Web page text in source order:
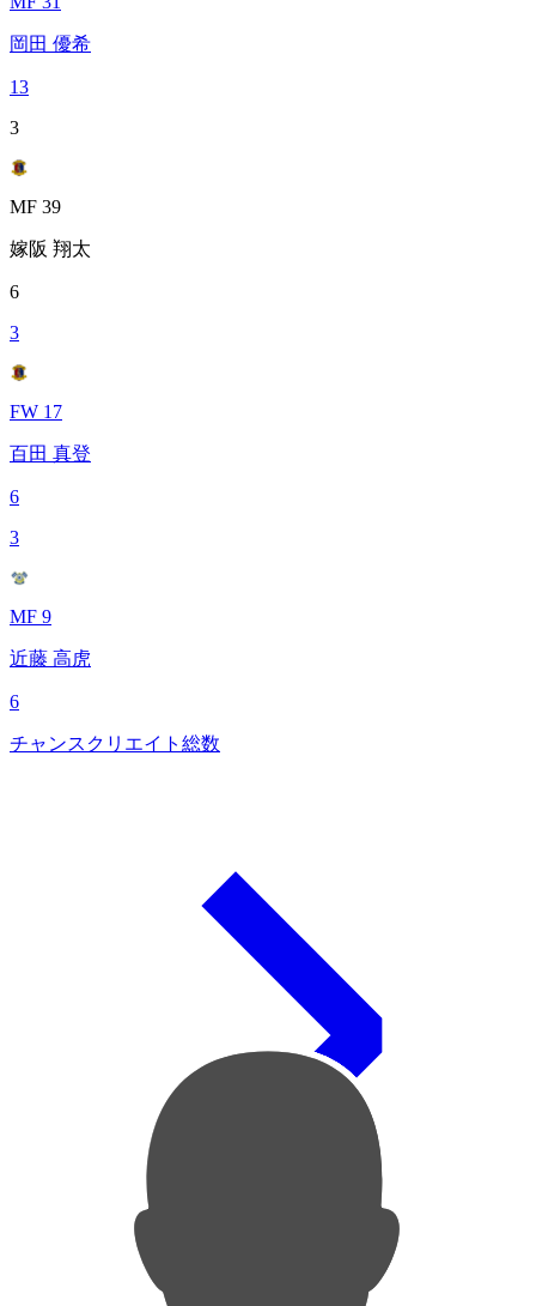
岡田 優希
13
3
MF 39
嫁阪 翔太
6
3
FW 17
百田 真登
6
3
MF 9
近藤 高虎
6
チャンスクリエイト総数